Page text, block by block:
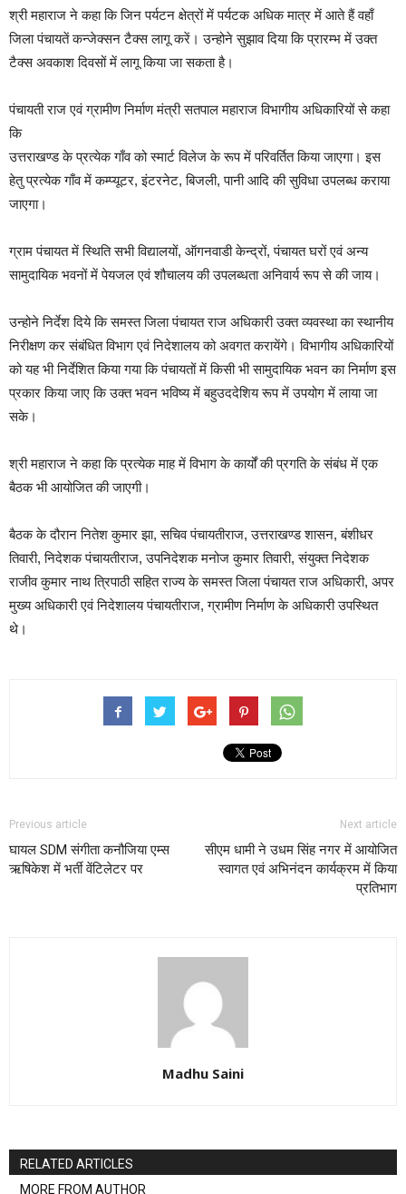
श्री महाराज ने कहा कि जिन पर्यटन क्षेत्रों में पर्यटक अधिक मात्र में आते हैं वहाँ
जिला पंचायतें कन्जेक्सन टैक्स लागू करें। उन्होने सुझाव दिया कि प्रारम्भ में उक्त
टैक्स अवकाश दिवसों में लागू किया जा सकता है।
पंचायती राज एवं ग्रामीण निर्माण मंत्री सतपाल महाराज विभागीय अधिकारियों से कहा
कि
उत्तराखण्ड के प्रत्येक गाँव को स्मार्ट विलेज के रूप में परिवर्तित किया जाएगा। इस
हेतु प्रत्येक गाँव में कम्प्यूटर, इंटरनेट, बिजली, पानी आदि की सुविधा उपलब्ध कराया
जाएगा।
ग्राम पंचायत में स्थिति सभी विद्यालयों, ऑगनवाडी केन्द्रों, पंचायत घरों एवं अन्य
सामुदायिक भवनों में पेयजल एवं शौचालय की उपलब्धता अनिवार्य रूप से की जाय।
उन्होने निर्देश दिये कि समस्त जिला पंचायत राज अधिकारी उक्त व्यवस्था का स्थानीय
निरीक्षण कर संबंधित विभाग एवं निदेशालय को अवगत करायेंगे। विभागीय अधिकारियों
को यह भी निर्देशित किया गया कि पंचायतों में किसी भी सामुदायिक भवन का निर्माण इस
प्रकार किया जाए कि उक्त भवन भविष्य में बहुउददेशिय रूप में उपयोग में लाया जा
सके।
श्री महाराज ने कहा कि प्रत्येक माह में विभाग के कार्यों की प्रगति के संबंध में एक
बैठक भी आयोजित की जाएगी।
बैठक के दौरान नितेश कुमार झा, सचिव पंचायतीराज, उत्तराखण्ड शासन, बंशीधर
तिवारी, निदेशक पंचायतीराज, उपनिदेशक मनोज कुमार तिवारी, संयुक्त निदेशक
राजीव कुमार नाथ त्रिपाठी सहित राज्य के समस्त जिला पंचायत राज अधिकारी, अपर
मुख्य अधिकारी एवं निदेशालय पंचायतीराज, ग्रामीण निर्माण के अधिकारी उपस्थित
थे।
Previous article
घायल SDM संगीता कनौजिया एम्स
ऋषिकेश में भर्ती वेंटिलेटर पर
Next article
सीएम धामी ने उधम सिंह नगर में आयोजित
स्वागत एवं अभिनंदन कार्यक्रम में किया
प्रतिभाग
Madhu Saini
RELATED ARTICLES
MORE FROM AUTHOR